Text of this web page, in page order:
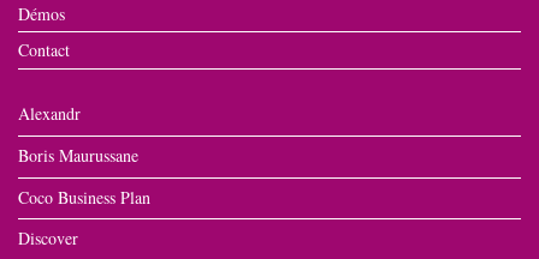
Démos
Contact
Alexandr
Boris Maurussane
Coco Business Plan
Discover